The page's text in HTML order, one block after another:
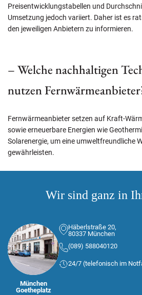
Preisentwicklungstabellen und
Umsetzung jedoch variiert. Daher ist es
den jeweiligen Anbietern zu informieren.
– Welche nachhaltigen
nutzen
Fernwärmeanbieter setzen auf Kraft-
sowie erneuerbare Energien wie
Solarenergie, um eine umweltfreundliche
gewährleisten.
Wir sind ganz in
München
Goetheplatz
Häberlstraße 20,
80337 München
(089) 588040120
24/7 (telefonisch im